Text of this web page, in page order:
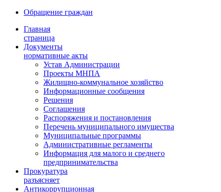
Обращение граждан
Главная
страница
Документы
нормативные акты
Устав Администрации
Проекты МНПА
Жилищно-коммунальное хозяйство
Информационные сообщения
Решения
Соглашения
Распоряжения и постановления
Перечень муниципального имущества
Муниципальные программы
Административные регламенты
Информация для малого и среднего
предпринимательства
Прокуратура
разъясняет
Антикоррупционная